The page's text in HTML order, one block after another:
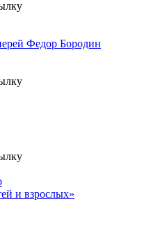
Федор Бородин
и взрослых»